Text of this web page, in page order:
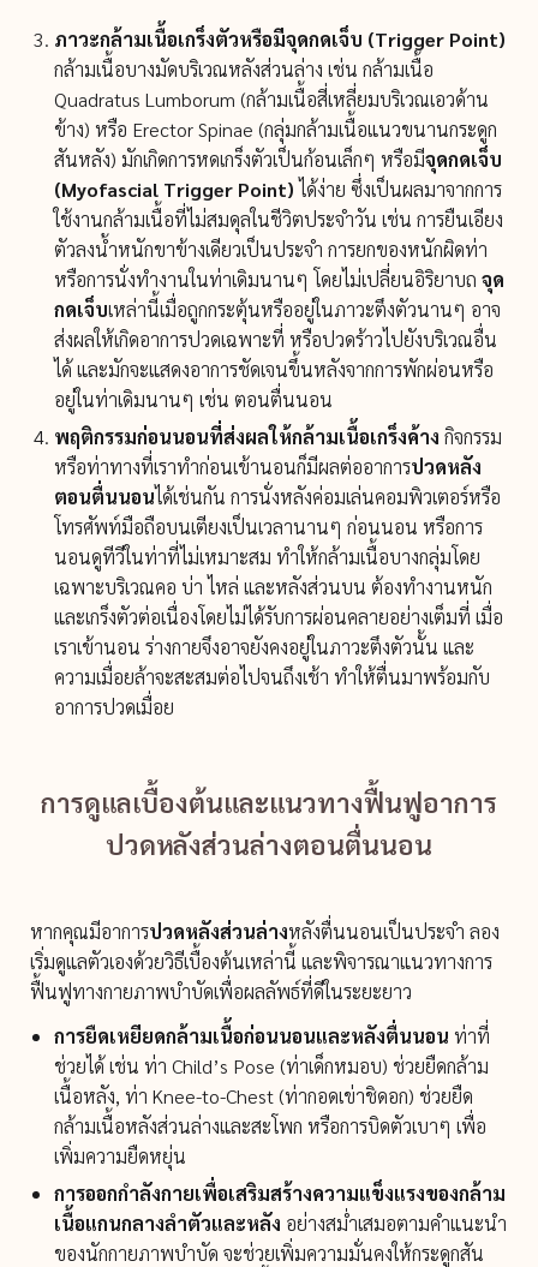
ภาวะกล้ามเนื้อเกร็งตัวหรือมีจุดกดเจ็บ (Trigger Point)
กล้ามเนื้อบางมัดบริเวณหลังส่วนล่าง เช่น กล้ามเนื้อ
Quadratus Lumborum (กล้ามเนื้อสี่เหลี่ยมบริเวณเอวด้าน
ข้าง) หรือ Erector Spinae (กลุ่มกล้ามเนื้อแนวขนานกระดูก
สันหลัง) มักเกิดการหดเกร็งตัวเป็นก้อนเล็กๆ หรือมีจุดกดเจ็บ
(Myofascial Trigger Point)ได้ง่าย ซึ่งเป็นผลมาจากการ
ใช้งานกล้ามเนื้อที่ไม่สมดุลในชีวิตประจำวัน เช่น การยืนเอียง
ตัวลงน้ำหนักขาข้างเดียวเป็นประจำ การยกของหนักผิดท่า
หรือการนั่งทำงานในท่าเดิมนานๆ โดยไม่เปลี่ยนอิริยาบถ จุด
กดเจ็บเหล่านี้เมื่อถูกกระตุ้นหรืออยู่ในภาวะตึงตัวนานๆ อาจ
ส่งผลให้เกิดอาการปวดเฉพาะที่ หรือปวดร้าวไปยังบริเวณอื่น
ได้ และมักจะแสดงอาการชัดเจนขึ้นหลังจากการพักผ่อนหรือ
อยู่ในท่าเดิมนานๆ เช่น ตอนตื่นนอน
พฤติกรรมก่อนนอนที่ส่งผลให้กล้ามเนื้อเกร็งค้าง กิจกรรม
หรือท่าทางที่เราทำก่อนเข้านอนก็มีผลต่ออาการปวดหลัง
ตอนตื่นนอนได้เช่นกัน การนั่งหลังค่อมเล่นคอมพิวเตอร์หรือ
โทรศัพท์มือถือบนเตียงเป็นเวลานานๆ ก่อนนอน หรือการ
นอนดูทีวีในท่าที่ไม่เหมาะสม ทำให้กล้ามเนื้อบางกลุ่มโดย
เฉพาะบริเวณคอ บ่า ไหล่ และหลังส่วนบน ต้องทำงานหนัก
และเกร็งตัวต่อเนื่องโดยไม่ได้รับการผ่อนคลายอย่างเต็มที่ เมื่อ
เราเข้านอน ร่างกายจึงอาจยังคงอยู่ในภาวะตึงตัวนั้น และ
ความเมื่อยล้าจะสะสมต่อไปจนถึงเช้า ทำให้ตื่นมาพร้อมกับ
อาการปวดเมื่อย
การดูแลเบื้องต้นและแนวทางฟื้นฟูอาการ
ปวดหลังส่วนล่างตอนตื่นนอน
หากคุณมีอาการปวดหลังส่วนล่างหลังตื่นนอนเป็นประจำ ลอง
เริ่มดูแลตัวเองด้วยวิธีเบื้องต้นเหล่านี้ และพิจารณาแนวทางการ
ฟื้นฟูทางกายภาพบำบัดเพื่อผลลัพธ์ที่ดีในระยะยาว
การยืดเหยียดกล้ามเนื้อก่อนนอนและหลังตื่นนอน ท่าที่
ช่วยได้ เช่น ท่า Child’s Pose (ท่าเด็กหมอบ) ช่วยยืดกล้าม
เนื้อหลัง, ท่า Knee-to-Chest (ท่ากอดเข่าชิดอก) ช่วยยืด
กล้ามเนื้อหลังส่วนล่างและสะโพก หรือการบิดตัวเบาๆ เพื่อ
เพิ่มความยืดหยุ่น
การออกกำลังกายเพื่อเสริมสร้างความแข็งแรงของกล้าม
เนื้อแกนกลางลำตัวและหลัง อย่างสม่ำเสมอตามคำแนะนำ
ของนักกายภาพบำบัด จะช่วยเพิ่มความมั่นคงให้กระดูกสัน